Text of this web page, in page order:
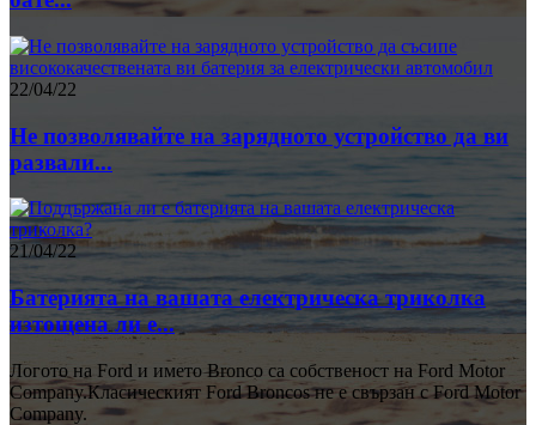
22/04/22
Не позволявайте на зарядното устройство да ви
развали...
21/04/22
Батерията на вашата електрическа триколка
изтощена ли е...
Логото на Ford и името Bronco са собственост на Ford Motor
Company.Класическият Ford Broncos не е свързан с Ford Motor
Company.